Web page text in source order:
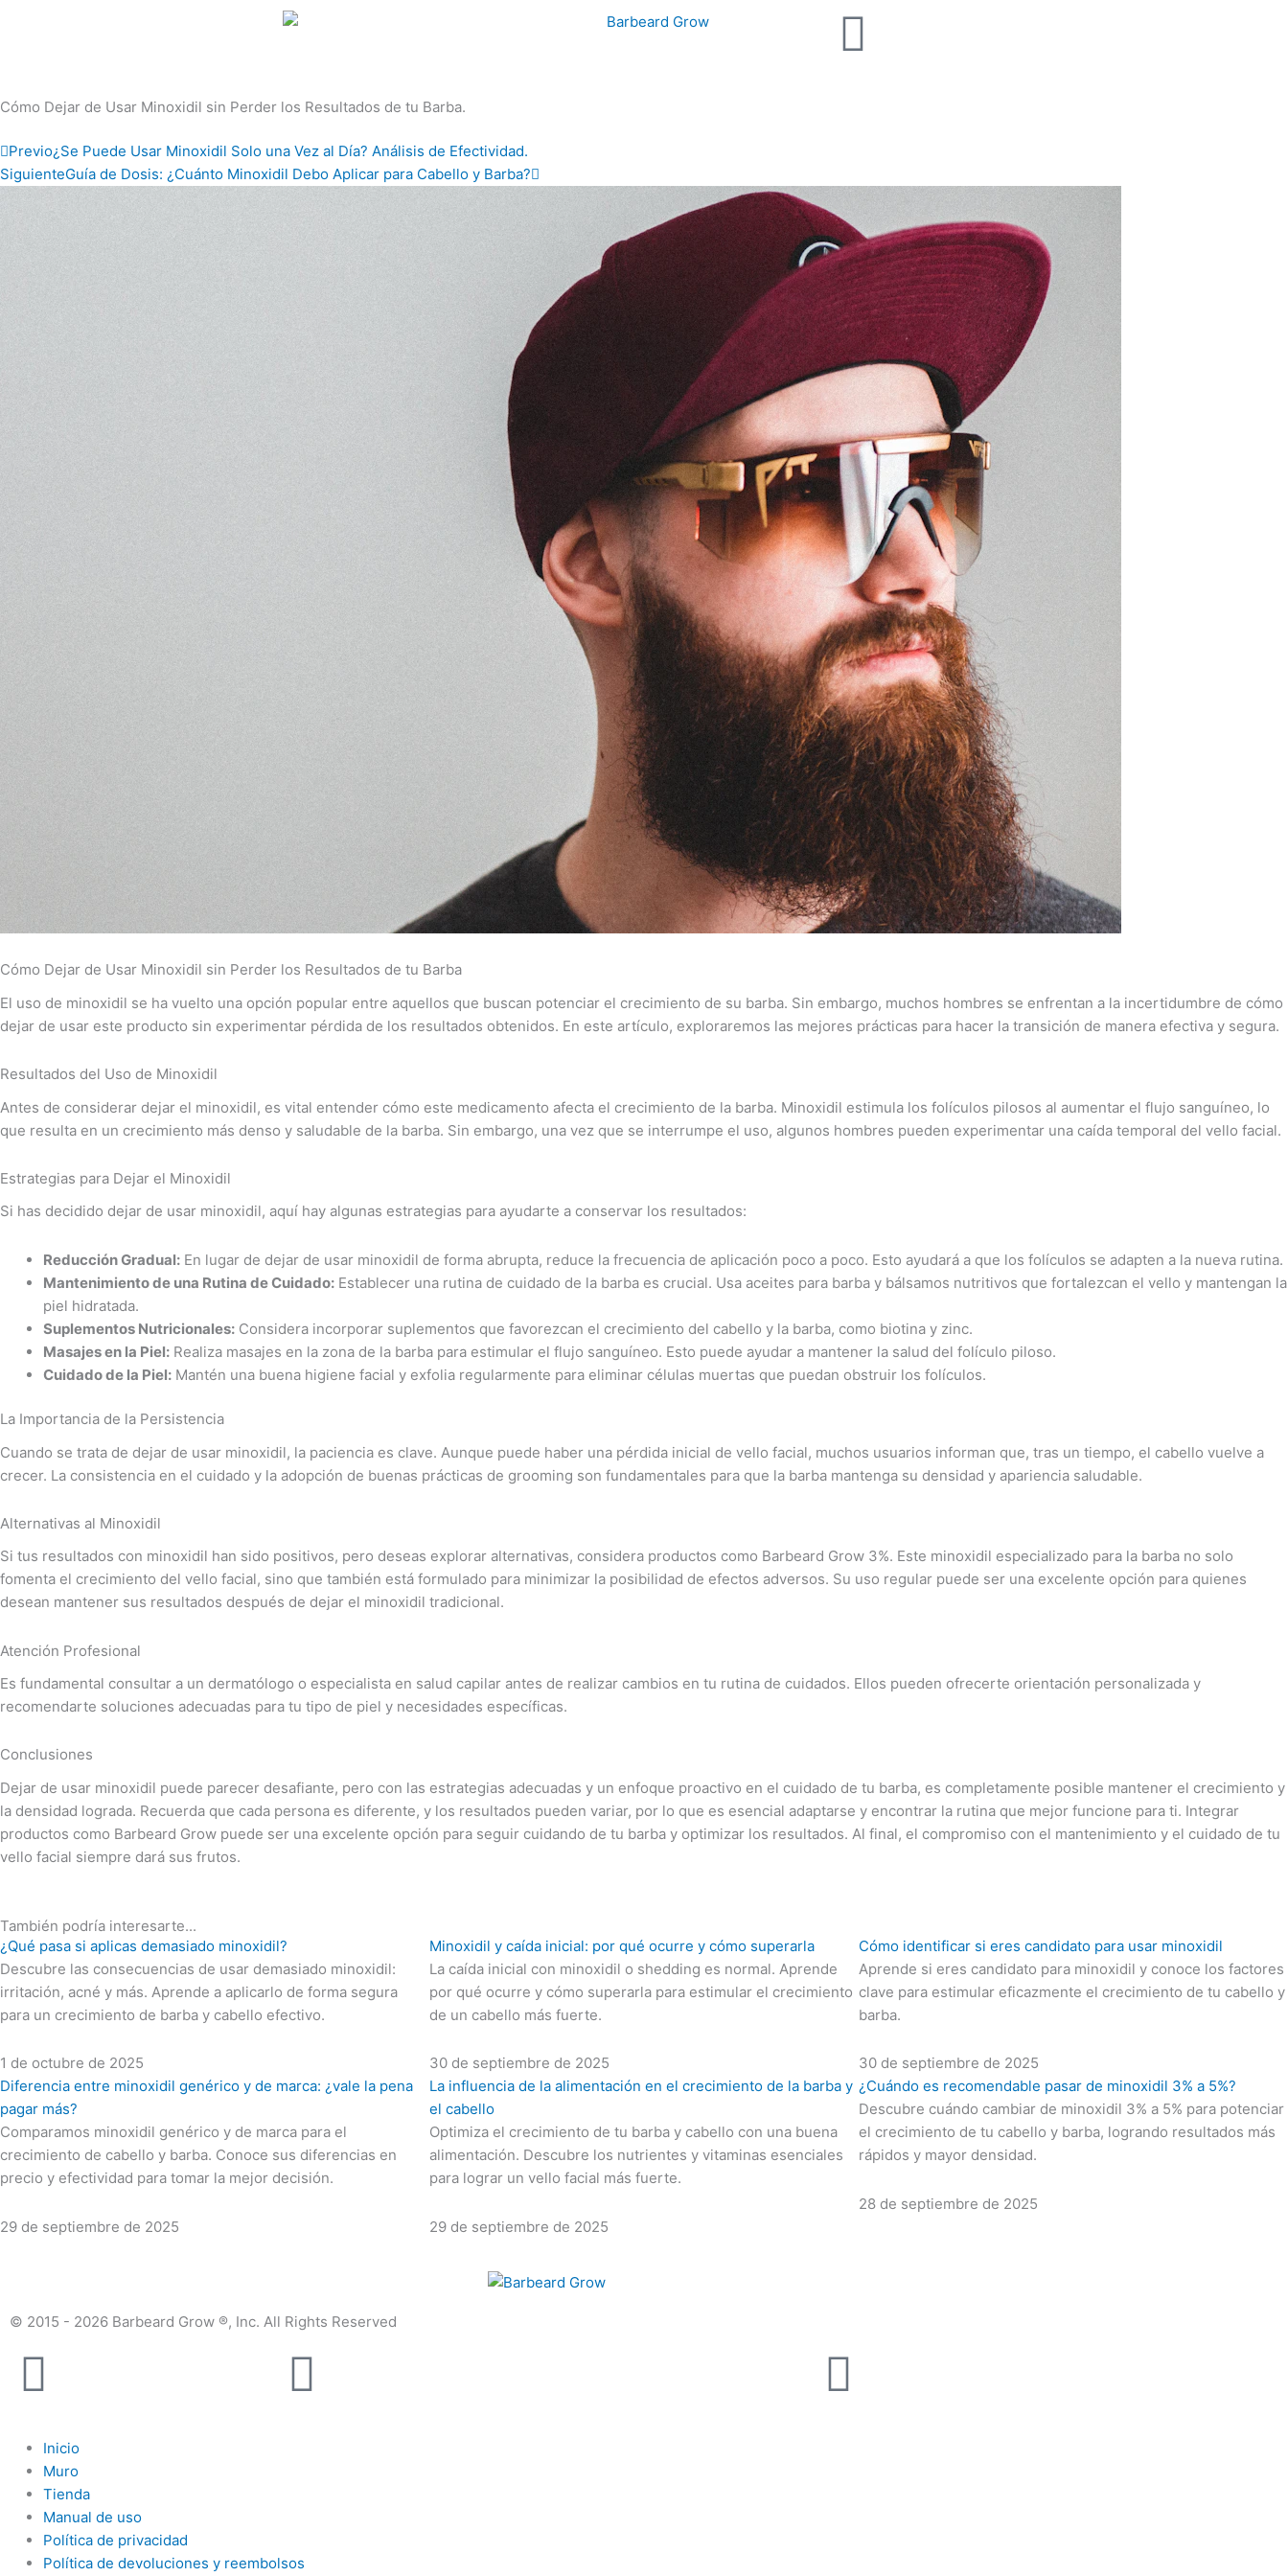
Cómo Dejar de Usar Minoxidil sin Perder los Resultados de tu Barba.
Prev
Previo¿Se Puede Usar Minoxidil Solo una Vez al Día? Análisis de Efectividad.
SiguienteGuía de Dosis: ¿Cuánto Minoxidil Debo Aplicar para Cabello y Barba?
Cómo Dejar de Usar Minoxidil sin Perder los Resultados de tu Barba
El uso de minoxidil se ha vuelto una opción popular entre aquellos que buscan potenciar el crecimiento de su barba. Sin embargo, muchos hombres se enfrentan a la incertidumbre de cómo
dejar de usar este producto sin experimentar pérdida de los resultados obtenidos. En este artículo, exploraremos las mejores prácticas para hacer la transición de manera efectiva y segura.
Resultados del Uso de Minoxidil
Antes de considerar dejar el minoxidil, es vital entender cómo este medicamento afecta el crecimiento de la barba. Minoxidil estimula los folículos pilosos al aumentar el flujo sanguíneo, lo
que resulta en un crecimiento más denso y saludable de la barba. Sin embargo, una vez que se interrumpe el uso, algunos hombres pueden experimentar una caída temporal del vello facial.
Estrategias para Dejar el Minoxidil
Si has decidido dejar de usar minoxidil, aquí hay algunas estrategias para ayudarte a conservar los resultados:
Reducción Gradual: En lugar de dejar de usar minoxidil de forma abrupta, reduce la frecuencia de aplicación poco a poco. Esto ayudará a que los folículos se adapten a la nueva rutina.
Mantenimiento de una Rutina de Cuidado: Establecer una rutina de cuidado de la barba es crucial. Usa aceites para barba y bálsamos nutritivos que fortalezcan el vello y mantengan la
piel hidratada.
Suplementos Nutricionales: Considera incorporar suplementos que favorezcan el crecimiento del cabello y la barba, como biotina y zinc.
Masajes en la Piel: Realiza masajes en la zona de la barba para estimular el flujo sanguíneo. Esto puede ayudar a mantener la salud del folículo piloso.
Cuidado de la Piel: Mantén una buena higiene facial y exfolia regularmente para eliminar células muertas que puedan obstruir los folículos.
La Importancia de la Persistencia
Cuando se trata de dejar de usar minoxidil, la paciencia es clave. Aunque puede haber una pérdida inicial de vello facial, muchos usuarios informan que, tras un tiempo, el cabello vuelve a
crecer. La consistencia en el cuidado y la adopción de buenas prácticas de grooming son fundamentales para que la barba mantenga su densidad y apariencia saludable.
Alternativas al Minoxidil
Si tus resultados con minoxidil han sido positivos, pero deseas explorar alternativas, considera productos como Barbeard Grow 3%. Este minoxidil especializado para la barba no solo
fomenta el crecimiento del vello facial, sino que también está formulado para minimizar la posibilidad de efectos adversos. Su uso regular puede ser una excelente opción para quienes
desean mantener sus resultados después de dejar el minoxidil tradicional.
Atención Profesional
Es fundamental consultar a un dermatólogo o especialista en salud capilar antes de realizar cambios en tu rutina de cuidados. Ellos pueden ofrecerte orientación personalizada y
recomendarte soluciones adecuadas para tu tipo de piel y necesidades específicas.
Conclusiones
Dejar de usar minoxidil puede parecer desafiante, pero con las estrategias adecuadas y un enfoque proactivo en el cuidado de tu barba, es completamente posible mantener el crecimiento y
la densidad lograda. Recuerda que cada persona es diferente, y los resultados pueden variar, por lo que es esencial adaptarse y encontrar la rutina que mejor funcione para ti. Integrar
productos como Barbeard Grow puede ser una excelente opción para seguir cuidando de tu barba y optimizar los resultados. Al final, el compromiso con el mantenimiento y el cuidado de tu
vello facial siempre dará sus frutos.
También podría interesarte...
¿Qué pasa si aplicas demasiado minoxidil?
Descubre las consecuencias de usar demasiado minoxidil:
irritación, acné y más. Aprende a aplicarlo de forma segura
para un crecimiento de barba y cabello efectivo.
1 de octubre de 2025
Minoxidil y caída inicial: por qué ocurre y cómo superarla
La caída inicial con minoxidil o shedding es normal. Aprende
por qué ocurre y cómo superarla para estimular el crecimiento
de un cabello más fuerte.
30 de septiembre de 2025
Cómo identificar si eres candidato para usar minoxidil
Aprende si eres candidato para minoxidil y conoce los factores
clave para estimular eficazmente el crecimiento de tu cabello y
barba.
30 de septiembre de 2025
Diferencia entre minoxidil genérico y de marca: ¿vale la pena
pagar más?
Comparamos minoxidil genérico y de marca para el
crecimiento de cabello y barba. Conoce sus diferencias en
precio y efectividad para tomar la mejor decisión.
29 de septiembre de 2025
La influencia de la alimentación en el crecimiento de la barba y
el cabello
Optimiza el crecimiento de tu barba y cabello con una buena
alimentación. Descubre los nutrientes y vitaminas esenciales
para lograr un vello facial más fuerte.
29 de septiembre de 2025
¿Cuándo es recomendable pasar de minoxidil 3% a 5%?
Descubre cuándo cambiar de minoxidil 3% a 5% para potenciar
el crecimiento de tu cabello y barba, logrando resultados más
rápidos y mayor densidad.
28 de septiembre de 2025
© 2015 - 2026 Barbeard Grow ®, Inc. All Rights Reserved
Facebook Instagram Youtube
Inicio
Muro
Tienda
Manual de uso
Política de privacidad
Política de devoluciones y reembolsos